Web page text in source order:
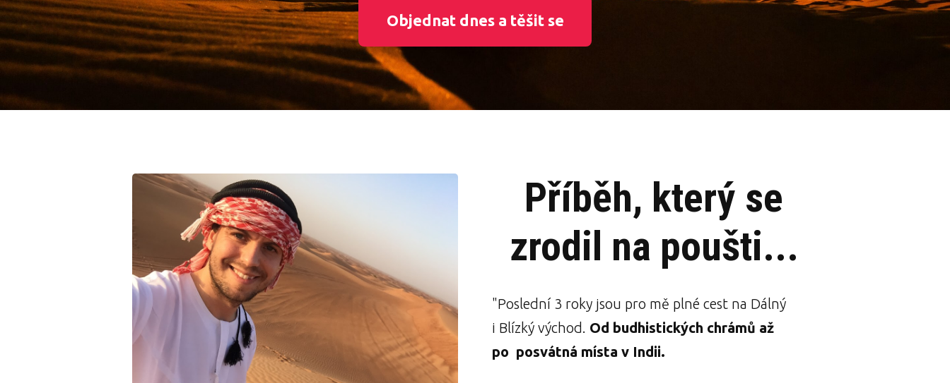
Objednat dnes a těšit se
Příběh, který se
zrodil na poušti...
"Poslední 3 roky jsou pro mě plné cest na Dálný
i Blízký východ. Od budhistických chrámů až
po posvátná místa v Indii.